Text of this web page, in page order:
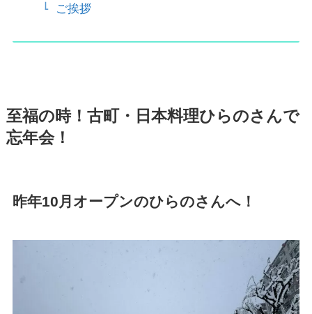
ご挨拶
至福の時！古町・日本料理ひらのさんで
忘年会！
昨年10月オープンのひらのさんへ！